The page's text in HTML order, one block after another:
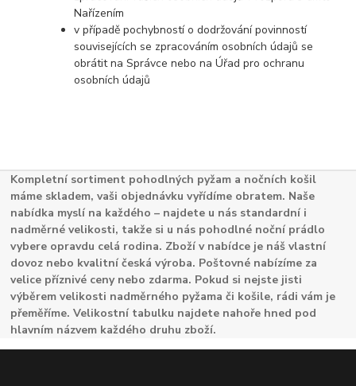
Nařízením
v případě pochybností o dodržování povinností
souvisejících se zpracováním osobních údajů se
obrátit na Správce nebo na Úřad pro ochranu
osobních údajů
Kompletní sortiment pohodlných pyžam a nočních košil
máme skladem, vaši objednávku vyřídíme obratem. Naše
nabídka myslí na každého – najdete u nás standardní i
nadměrné velikosti, takže si u nás pohodlné noční prádlo
vybere opravdu celá rodina. Zboží v nabídce je náš vlastní
dovoz nebo kvalitní česká výroba. Poštovné nabízíme za
velice příznivé ceny nebo zdarma. Pokud si nejste jisti
výběrem velikosti nadměrného pyžama či košile, rádi vám je
přeměříme. Velikostní tabulku najdete nahoře hned pod
hlavním názvem každého druhu zboží.